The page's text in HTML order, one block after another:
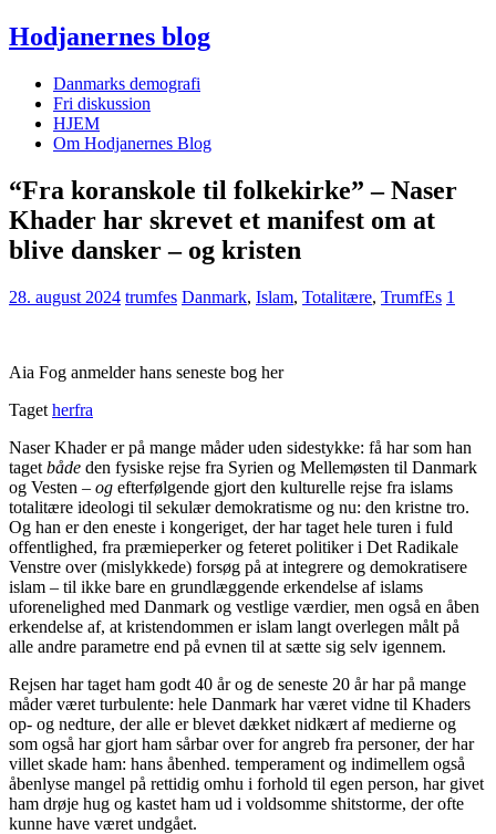
Hodjanernes blog
Danmarks demografi
Fri diskussion
HJEM
Om Hodjanernes Blog
“Fra koranskole til folkekirke” – Naser
Khader har skrevet et manifest om at
blive dansker – og kristen
28. august 2024 trumfes Danmark, Islam, Totalitære, TrumfEs 1
Aia Fog anmelder hans seneste bog her
Taget herfra
Naser Khader er på mange måder uden sidestykke: få har som han
taget både den fysiske rejse fra Syrien og Mellemøsten til Danmark
og Vesten – og efterfølgende gjort den kulturelle rejse fra islams
totalitære ideologi til sekulær demokratisme og nu: den kristne tro.
Og han er den eneste i kongeriget, der har taget hele turen i fuld
offentlighed, fra præmieperker og feteret politiker i Det Radikale
Venstre over (mislykkede) forsøg på at integrere og demokratisere
islam – til ikke bare en grundlæggende erkendelse af islams
uforenelighed med Danmark og vestlige værdier, men også en åben
erkendelse af, at kristendommen er islam langt overlegen målt på
alle andre parametre end på evnen til at sætte sig selv igennem.
Rejsen har taget ham godt 40 år og de seneste 20 år har på mange
måder været turbulente: hele Danmark har været vidne til Khaders
op- og nedture, der alle er blevet dækket nidkært af medierne og
som også har gjort ham sårbar over for angreb fra personer, der har
villet skade ham: hans åbenhed. temperament og indimellem også
åbenlyse mangel på rettidig omhu i forhold til egen person, har givet
ham drøje hug og kastet ham ud i voldsomme shitstorme, der ofte
kunne have været undgået.